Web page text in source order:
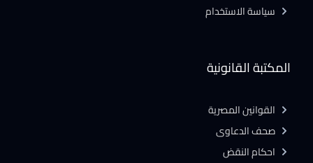
المكتبة القانونية
القوانين المصرية
صحف الدعاوى
احكام النقض
سياسة الاستخدام